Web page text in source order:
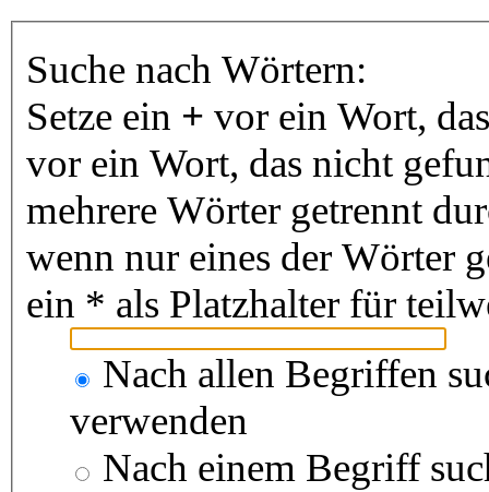
Suche nach Wörtern:
Setze ein + vor ein Wort,
vor ein Wort, das nicht
mehrere Wörter getrennt
wenn nur eines der Wörter
ein * als Platzhalter für
Nach allen Begriffen
verwenden
Nach einem Begriff